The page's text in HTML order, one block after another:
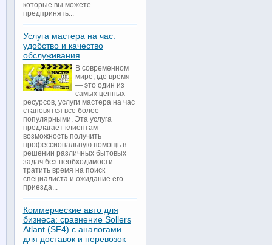
которые вы можете
предпринять...
Услуга мастера на час:
удобство и качество
обслуживания
В современном
мире, где время
— это один из
самых ценных
ресурсов, услуги мастера на час
становятся все более
популярными. Эта услуга
предлагает клиентам
возможность получить
профессиональную помощь в
решении различных бытовых
задач без необходимости
тратить время на поиск
специалиста и ожидание его
приезда...
Коммерческие авто для
бизнеса: сравнение Sollers
Atlant (SF4) с аналогами
для доставок и перевозок